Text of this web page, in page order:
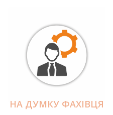
НА ДУМКУ ФАХІВЦЯ